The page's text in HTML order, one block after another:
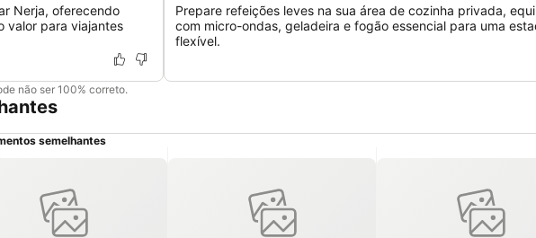
Nerja, oferecendo
valor para viajantes
Prepare refeições leves na sua área de cozinha privada,
com micro-ondas, geladeira e fogão essencial para uma
flexível.
não ser 100% correto.
semelhantes